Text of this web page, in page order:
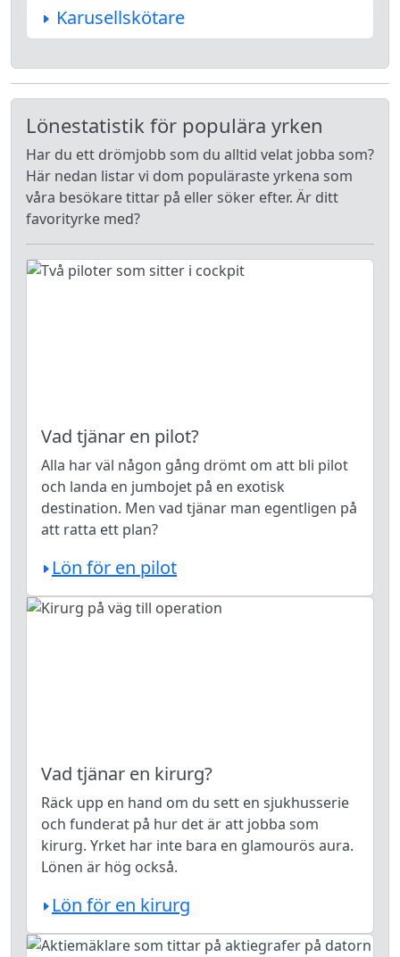
Karusellskötare
Lönestatistik för populära yrken
Har du ett drömjobb som du alltid velat jobba som?
Här nedan listar vi dom populäraste yrkena som
våra besökare tittar på eller söker efter. Är ditt
favorityrke med?
Vad tjänar en pilot?
Alla har väl någon gång drömt om att bli pilot
och landa en jumbojet på en exotisk
destination. Men vad tjänar man egentligen på
att ratta ett plan?
Lön för en pilot
Vad tjänar en kirurg?
Räck upp en hand om du sett en sjukhusserie
och funderat på hur det är att jobba som
kirurg. Yrket har inte bara en glamourös aura.
Lönen är hög också.
Lön för en kirurg